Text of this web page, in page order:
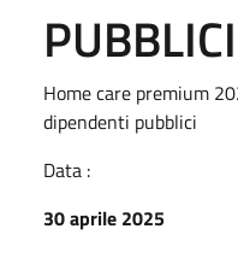
PUBBLICI
Home care premium
dipendenti pubblici
Data :
30 aprile 2025